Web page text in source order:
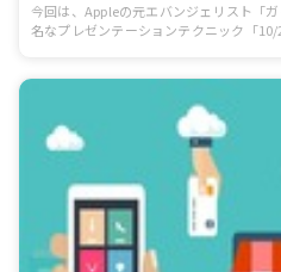
今回は、Appleの元エバンジェリスト「
名なプレゼンテーションテクニック「